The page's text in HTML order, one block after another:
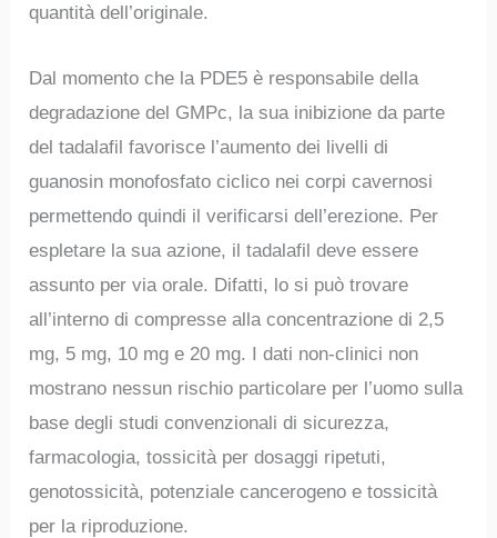
quantità dell’originale.
Dal momento che la PDE5 è responsabile della
degradazione del GMPc, la sua inibizione da parte
del tadalafil favorisce l’aumento dei livelli di
guanosin monofosfato ciclico nei corpi cavernosi
permettendo quindi il verificarsi dell’erezione. Per
espletare la sua azione, il tadalafil deve essere
assunto per via orale. Difatti, lo si può trovare
all’interno di compresse alla concentrazione di 2,5
mg, 5 mg, 10 mg e 20 mg. I dati non-clinici non
mostrano nessun rischio particolare per l’uomo sulla
base degli studi convenzionali di sicurezza,
farmacologia, tossicità per dosaggi ripetuti,
genotossicità, potenziale cancerogeno e tossicità
per la riproduzione.